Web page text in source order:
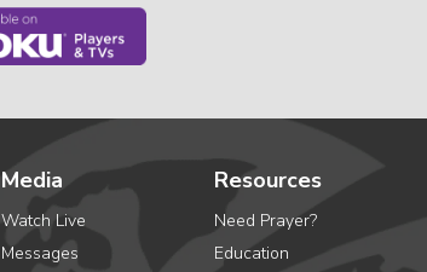
Media
Watch Live
Messages
Resources
Need Prayer?
Education